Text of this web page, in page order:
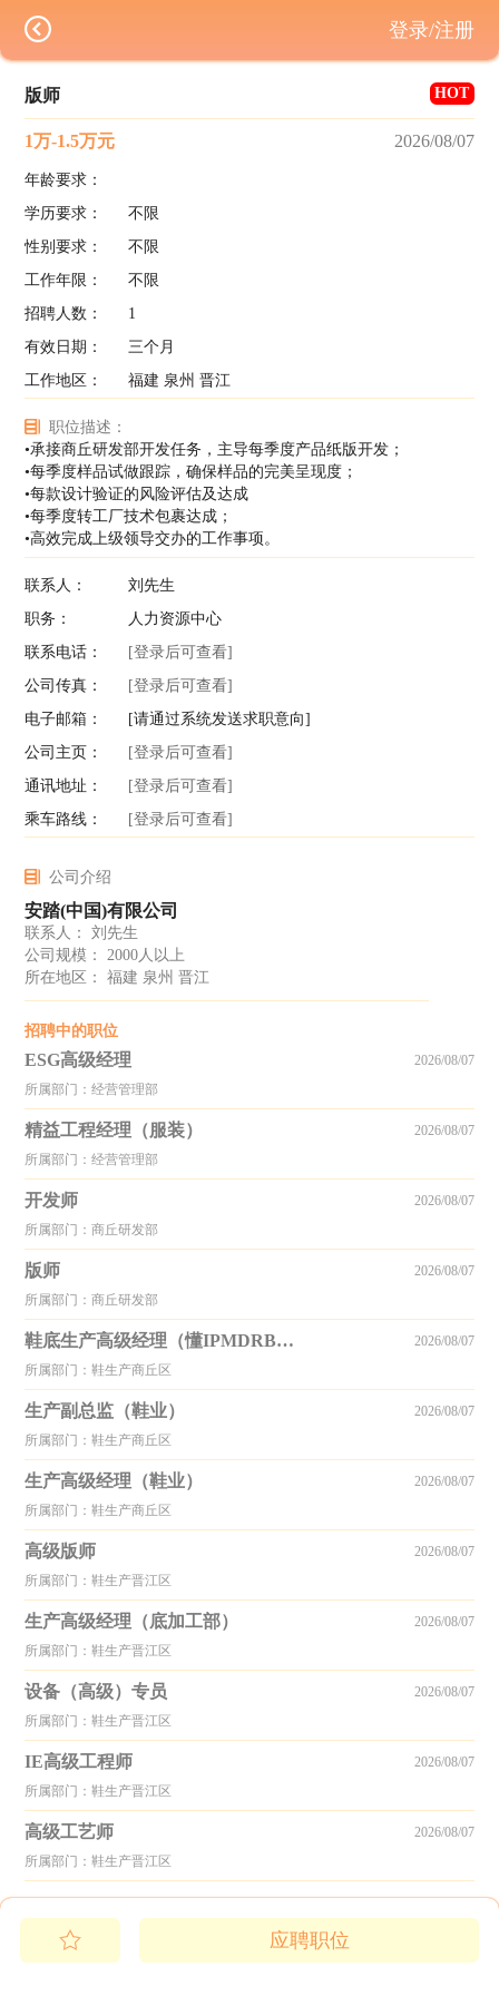
版师 HOT
1万-1.5万元 2026/08/07
年龄要求：
学历要求：
不限
性别要求：
不限
工作年限：
不限
招聘人数：
1
有效日期：
三个月
工作地区：
福建 泉州 晋江
职位描述：
•承接商丘研发部开发任务，主导每季度产品纸版开发；
•每季度样品试做跟踪，确保样品的完美呈现度；
•每款设计验证的风险评估及达成
•每季度转工厂技术包裹达成；
•高效完成上级领导交办的工作事项。
联系人：
刘先生
职务：
人力资源中心
联系电话：
[登录后可查看]
公司传真：
[登录后可查看]
电子邮箱：
[请通过系统发送求职意向]
公司主页：
[登录后可查看]
通讯地址：
[登录后可查看]
乘车路线：
[登录后可查看]
公司介绍
安踏(中国)有限公司
联系人： 刘先生
公司规模： 2000人以上
所在地区： 福建 泉州 晋江
招聘中的职位
ESG高级经理
所属部门：经营管理部
2026/08/07
精益工程经理（服装）
所属部门：经营管理部
2026/08/07
开发师
所属部门：商丘研发部
2026/08/07
版师
所属部门：商丘研发部
2026/08/07
鞋底生产高级经理（懂IPMDRB组合其中两个）
所属部门：鞋生产商丘区
2026/08/07
生产副总监（鞋业）
所属部门：鞋生产商丘区
2026/08/07
生产高级经理（鞋业）
所属部门：鞋生产商丘区
2026/08/07
高级版师
所属部门：鞋生产晋江区
2026/08/07
生产高级经理（底加工部）
所属部门：鞋生产晋江区
2026/08/07
设备（高级）专员
所属部门：鞋生产晋江区
2026/08/07
IE高级工程师
所属部门：鞋生产晋江区
2026/08/07
高级工艺师
所属部门：鞋生产晋江区
2026/08/07
应聘职位
登录/注册